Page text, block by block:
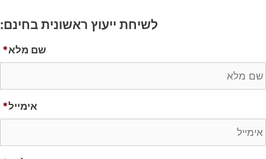
לשיחת ייעוץ ראשונית בחינם:
שם מלא*
אימייל*